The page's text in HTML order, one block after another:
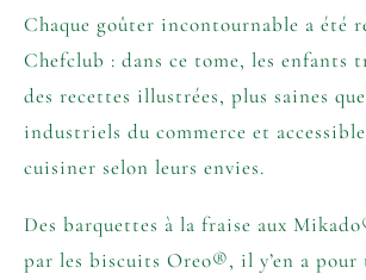
Chaque goûter incontournable a été
Chefclub : dans ce tome, les enfants
des recettes illustrées, plus saines
industriels du commerce et
cuisiner selon leurs envies.
Des barquettes à la fraise aux
par les biscuits Oreo®, il y’en a pour